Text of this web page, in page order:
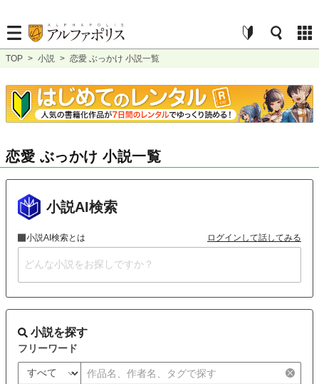
TOP > 小説 > 恋愛 ぶっかけ 小説一覧
恋愛 ぶっかけ 小説一覧
小説AI検索
小説AI検索とは ログインして話してみる
小説を探す
フリーワード